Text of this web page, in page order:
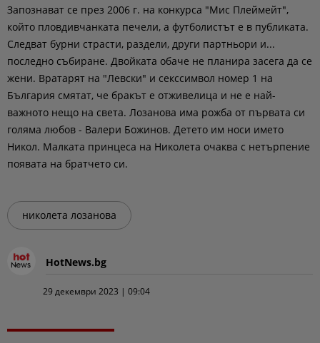
Запознават се през 2006 г. на конкурса "Мис Плеймейт",
който пловдивчанката печели, а футболистът е в публиката.
Следват бурни страсти, раздели, други партньори и...
последно събиране. Двойката обаче не планира засега да се
жени. Вратарят на "Левски" и секссимвол номер 1 на
България смятат, че бракът е отживелица и не е най-
важното нещо на света. Лозанова има рожба от първата си
голяма любов - Валери Божинов. Детето им носи името
Никол. Малката принцеса на Николета очаква с нетърпение
появата на братчето си.
николета лозанова
HotNews.bg
29 декември 2023 | 09:04